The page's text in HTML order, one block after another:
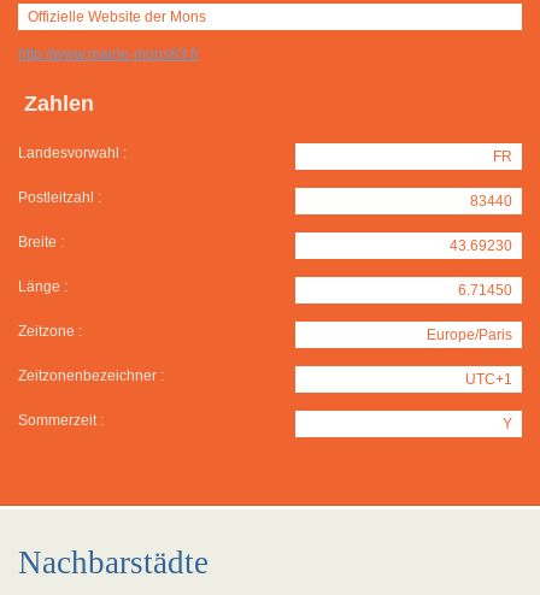
Offizielle Website der Mons
http://www.mairie-mons83.fr
Zahlen
Landesvorwahl : FR
Postleitzahl : 83440
Breite : 43.69230
Länge : 6.71450
Zeitzone : Europe/Paris
Zeitzonenbezeichner : UTC+1
Sommerzeit : Y
Nachbarstädte